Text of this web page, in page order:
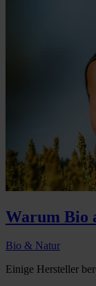
Warum Bio
Bio & Natur
Einige Hersteller